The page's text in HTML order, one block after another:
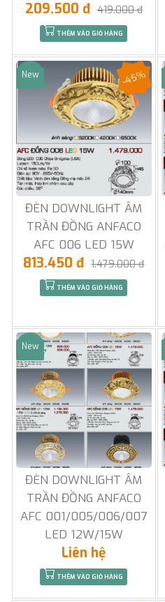
209.500 đ 419.000 đ
THÊM VÀO GIỎ HÀNG
Sale
New
ĐÈN DOWNLIGHT ÂM
TRẦN ĐỒNG ANFACO
AFC 006 LED 15W
-45%
813.450 đ 1.479.000 đ
THÊM VÀO GIỎ HÀNG
Sale
New
ĐÈN DOWNLIGHT ÂM
TRẦN ĐỒNG ANFACO
AFC 001/005/006/007
LED 12W/15W
Liên hệ
THÊM VÀO GIỎ HÀNG